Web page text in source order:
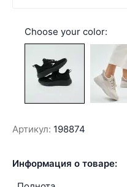
Choose your color:
Артикул: 198874
Информация о товаре: